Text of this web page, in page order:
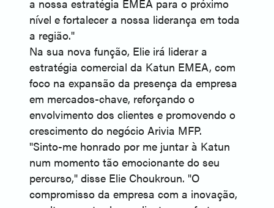
a nossa estratégia EMEA para o próximo
nível e fortalecer a nossa liderança em toda
a região."
Na sua nova função, Elie irá liderar a
estratégia comercial da Katun EMEA, com
foco na expansão da presença da empresa
em mercados-chave, reforçando o
envolvimento dos clientes e promovendo o
crescimento do negócio Arivia MFP.
"Sinto-me honrado por me juntar à Katun
num momento tão emocionante do seu
percurso," disse Elie Choukroun. "O
compromisso da empresa com a inovação,